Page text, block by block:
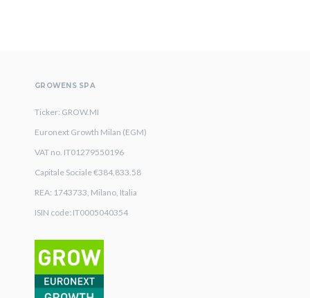
GROWENS SPA
Ticker: GROW.MI
Euronext Growth Milan (EGM)
VAT no. IT01279550196
Capitale Sociale €384,833.58
REA: 1743733, Milano, Italia
ISIN code: IT0005040354